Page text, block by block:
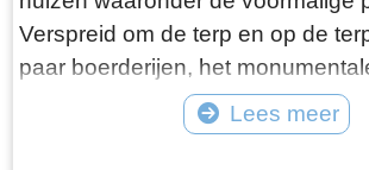
belangstelling heeft Burgemeester
er korte metten mee gemaakt.
netjes moet hij hebben gedacht,
deur voor de laatste keer achter
Verspreid om de terp en op de
paar boerderijen, het
en een dozijn huizen. Gisteren
druilerige dag in december.
Lees meer